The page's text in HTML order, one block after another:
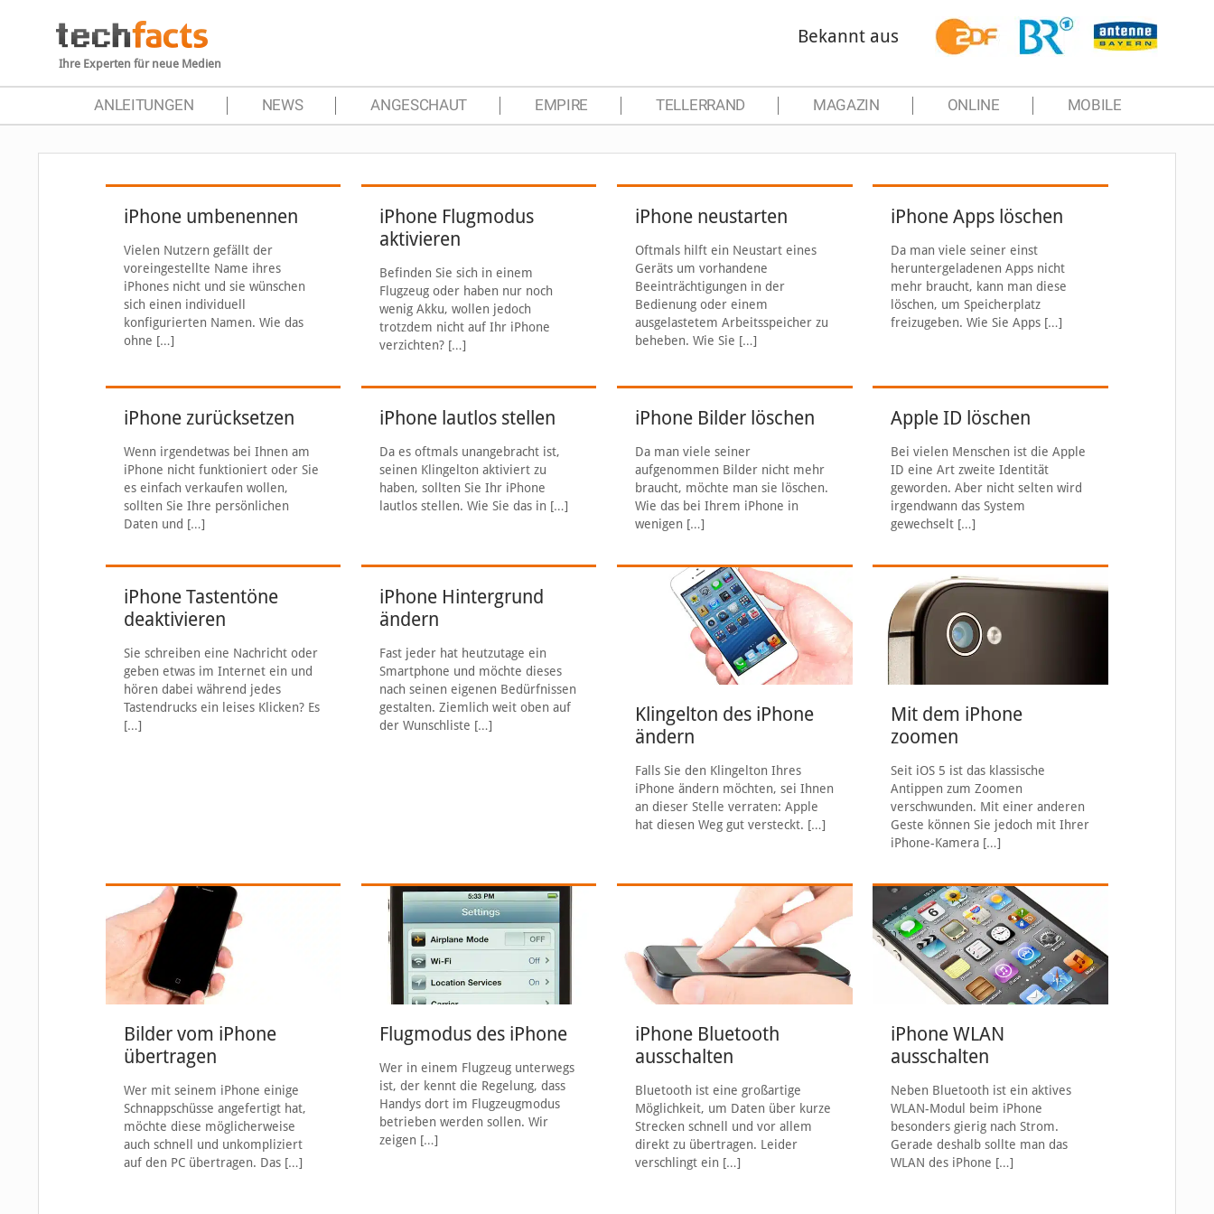
Ihre Experten für neue Medien
Bekannt aus
ANLEITUNGEN NEWS ANGESCHAUT EMPIRE TELLERRAND MAGAZIN ONLINE MOBILE
iPhone umbenennen
Vielen Nutzern gefällt der
voreingestellte Name ihres
iPhones nicht und sie wünschen
sich einen individuell
konfigurierten Namen. Wie das
ohne […]
iPhone Flugmodus
aktivieren
Befinden Sie sich in einem
Flugzeug oder haben nur noch
wenig Akku, wollen jedoch
trotzdem nicht auf Ihr iPhone
verzichten?[…]
iPhone neustarten
Oftmals hilft ein Neustart eines
Geräts um vorhandene
Beeinträchtigungen in der
Bedienung oder einem
ausgelastetem Arbeitsspeicher zu
beheben. Wie Sie […]
iPhone Apps löschen
Da man viele seiner einst
heruntergeladenen Apps nicht
mehr braucht, kann man diese
löschen, um Speicherplatz
freizugeben. Wie Sie Apps […]
iPhone zurücksetzen
Wenn irgendetwas bei Ihnen am
iPhone nicht funktioniert oder Sie
es einfach verkaufen wollen,
sollten Sie Ihre persönlichen
Daten und […]
iPhone lautlos stellen
Da es oftmals unangebracht ist,
seinen Klingelton aktiviert zu
haben, sollten Sie Ihr iPhone
lautlos stellen. Wie Sie das in […]
iPhone Bilder löschen
Da man viele seiner
aufgenommen Bilder nicht mehr
braucht, möchte man sie löschen.
Wie das bei Ihrem iPhone in
wenigen […]
Apple ID löschen
Bei vielen Menschen ist die Apple
ID eine Art zweite Identität
geworden. Aber nicht selten wird
irgendwann das System
gewechselt […]
iPhone Tastentöne
deaktivieren
Sie schreiben eine Nachricht oder
geben etwas im Internet ein und
hören dabei während jedes
Tastendrucks ein leises Klicken? Es
[…]
iPhone Hintergrund
ändern
Fast jeder hat heutzutage ein
Smartphone und möchte dieses
nach seinen eigenen Bedürfnissen
gestalten. Ziemlich weit oben auf
der Wunschliste […]
Klingelton des iPhone
ändern
Falls Sie den Klingelton Ihres
iPhone ändern möchten, sei Ihnen
an dieser Stelle verraten: Apple
hat diesen Weg gut versteckt. […]
Mit dem iPhone
zoomen
Seit iOS 5 ist das klassische
Antippen zum Zoomen
verschwunden. Mit einer anderen
Geste können Sie jedoch mit Ihrer
iPhone-Kamera […]
Bilder vom iPhone
übertragen
Wer mit seinem iPhone einige
Schnappschüsse angefertigt hat,
möchte diese möglicherweise
auch schnell und unkompliziert
auf den PC übertragen. Das[…]
Flugmodus des iPhone
Wer in einem Flugzeug unterwegs
ist, der kennt die Regelung, dass
Handys dort im Flugzeugmodus
betrieben werden sollen. Wir
zeigen […]
iPhone Bluetooth
ausschalten
Bluetooth ist eine großartige
Möglichkeit, um Daten über kurze
Strecken schnell und vor allem
direkt zu übertragen. Leider
verschlingt ein […]
iPhone WLAN
ausschalten
Neben Bluetooth ist ein aktives
WLAN-Modul beim iPhone
besonders gierig nach Strom.
Gerade deshalb sollte man das
WLAN des iPhone […]